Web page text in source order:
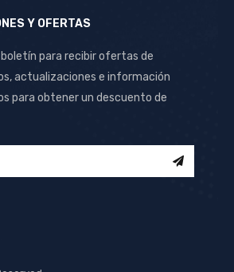
Y OFERTAS
para recibir ofertas de
actualizaciones e información
para obtener un descuento de